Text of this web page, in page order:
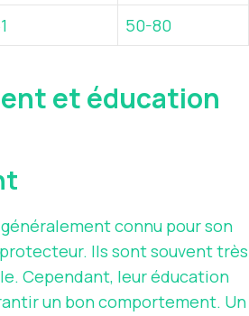
50-80
et éducation
généralement connu pour son
Ils sont souvent très
Cependant, leur éducation
un bon comportement. Un